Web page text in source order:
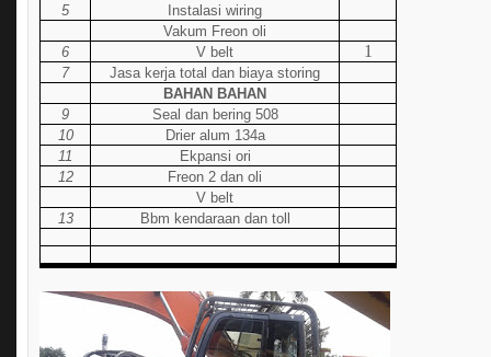
5
Instalasi wiring
Vakum Freon oli
6
V belt 1
7
Jasa kerja total dan biaya storing
BAHAN BAHAN
9
Seal dan bering 508
10
Drier alum 134a
11
Ekpansi ori
12
Freon 2 dan oli
V belt
13
Bbm kendaraan dan toll